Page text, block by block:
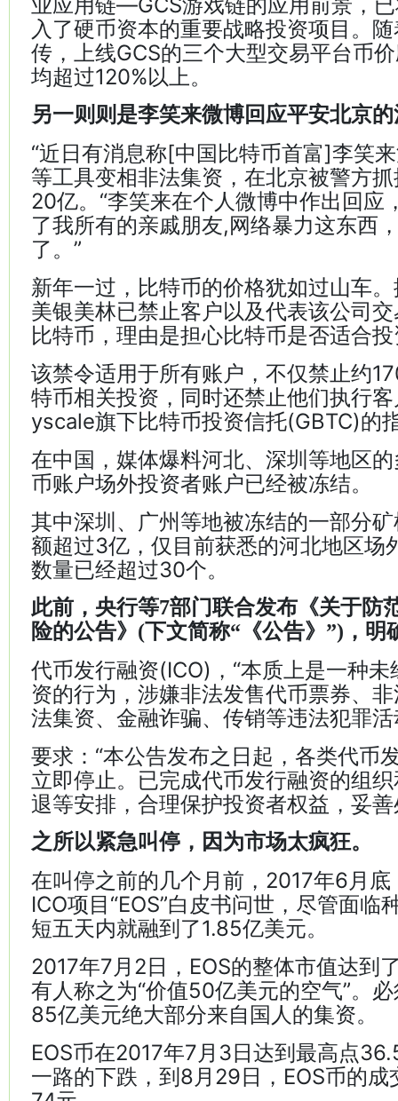
入了硬币资本的重要战略投资项目。
传，上线GCS的三个大型交易平台币
均超过120%以上。
另一则则是李笑来微博回应平安北京
“近日有消息称[中国比特币首富]李笑
等工具变相非法集资，在北京被警方
20亿。“李笑来在个人微博中作出回应
了我所有的亲戚朋友,网络暴力这东西
了。”
新年一过，比特币的价格犹如过山车
美银美林已禁止客户以及代表该公司
比特币，理由是担心比特币是否适合
该禁令适用于所有账户，不仅禁止约
特币相关投资，同时还禁止他们执行
yscale旗下比特币投资信托(GBTC)的
在中国，媒体爆料河北、深圳等地区
币账户场外投资者账户已经被冻结。
其中深圳、广州等地被冻结的一部分
额超过3亿，仅目前获悉的河北地区场
数量已经超过30个。
此前，央行等7部门联合发布《关于防
险的公告》(下文简称“《公告》”)，明
代币发行融资(ICO)，“本质上是一种
资的行为，涉嫌非法发售代币票券、
法集资、金融诈骗、传销等违法犯罪活
要求：“本公告发布之日起，各类代币
立即停止。已完成代币发行融资的组
退等安排，合理保护投资者权益，妥
之所以紧急叫停，因为市场太疯狂。
在叫停之前的几个月前，2017年6月
ICO项目“EOS”白皮书问世，尽管面临
短五天内就融到了1.85亿美元。
2017年7月2日，EOS的整体市值达
有人称之为“价值50亿美元的空气”。
85亿美元绝大部分来自国人的集资。
EOS币在2017年7月3日达到最高点
一路的下跌，到8月29日，EOS币的